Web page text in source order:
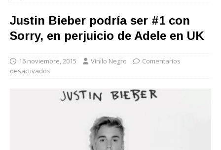
Justin Bieber podría ser #1 con
Sorry, en perjuicio de Adele en UK
16 noviembre, 2015 Vinilo Negro
Comentarios
desactivados